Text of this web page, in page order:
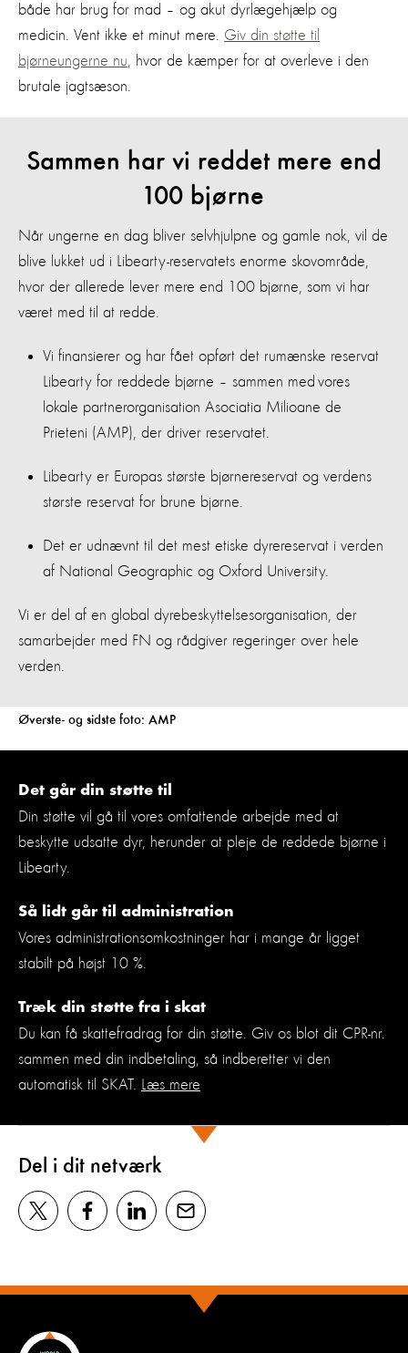
både har brug for mad – og akut dyrlægehjælp og
medicin. Vent ikke et minut mere. Giv din støtte til
bjørneungerne nu, hvor de kæmper for at overleve i den
brutale jagtsæson.
Sammen har vi reddet mere end
100 bjørne
Når ungerne en dag bliver selvhjulpne og gamle nok, vil de
blive lukket ud i Libearty-reservatets enorme skovområde,
hvor der allerede lever mere end 100 bjørne, som vi har
været med til at redde.
Vi finansierer og har fået opført det rumænske reservat
Libearty for reddede bjørne – sammen med vores
lokale partnerorganisation Asociatia Milioane de
Prieteni (AMP), der driver reservatet.
Libearty er Europas største bjørnereservat og verdens
største reservat for brune bjørne.
Det er udnævnt til det mest etiske dyrereservat i verden
af National Geographic og Oxford University.
Vi er del af en global dyrebeskyttelsesorganisation, der
samarbejder med FN og rådgiver regeringer over hele
verden.
Øverste- og sidste foto: AMP
Det går din støtte til
Din støtte vil gå til vores omfattende arbejde med at
beskytte udsatte dyr, herunder at pleje de reddede bjørne i
Libearty.
Så lidt går til administration
Vores administrationsomkostninger har i mange år ligget
stabilt på højst 10 %.
Træk din støtte fra i skat
Du kan få skattefradrag for din støtte. Giv os blot dit CPR-nr.
sammen med din indbetaling, så indberetter vi den
automatisk til SKAT. Læs mere
Del i dit netværk